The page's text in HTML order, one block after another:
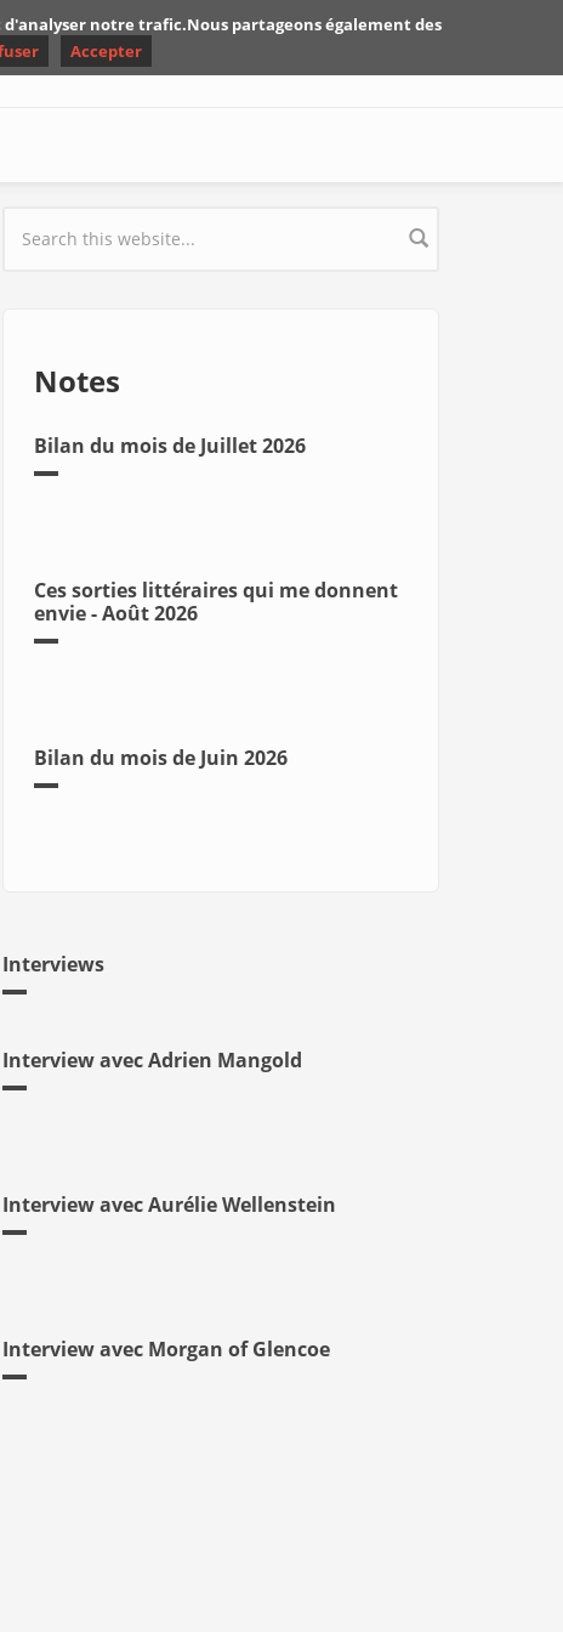
Search form
Notes
Bilan du mois de Juillet 2026
Ces sorties littéraires qui me donnent
envie - Août 2026
Bilan du mois de Juin 2026
Interviews
Interview avec Adrien Mangold
Interview avec Aurélie Wellenstein
Interview avec Morgan of Glencoe
notre trafic.Nous partageons également des
Accepter